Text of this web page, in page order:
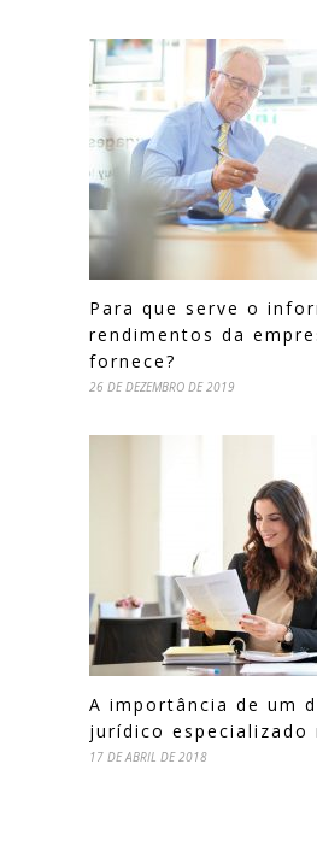
Para que serve o
rendimentos da
fornece?
26 DE DEZEMBRO DE 2019
A importância de um
jurídico especializado
17 DE ABRIL DE 2018